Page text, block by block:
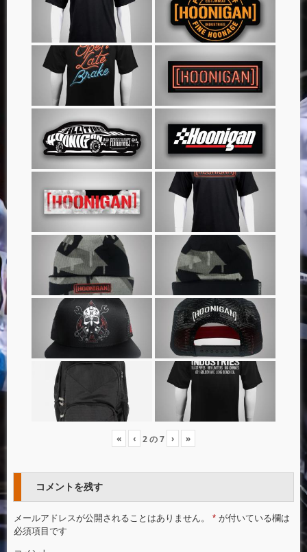
« ‹ 2の7 › »
コメントを残す
メールアドレスが公開されることはありません。 * が付いている欄は
必須項目です